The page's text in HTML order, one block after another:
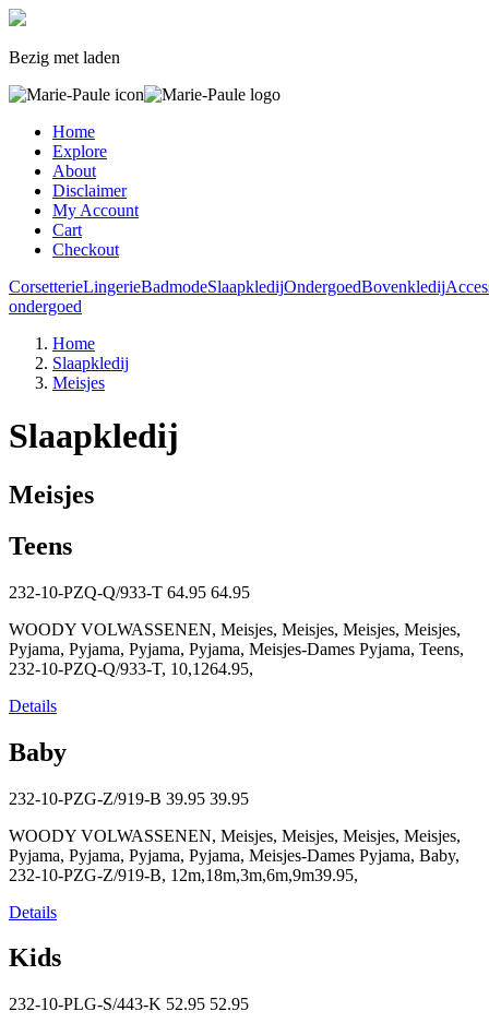
Bezig met laden
Home
Explore
About
Disclaimer
My Account
Cart
Checkout
CorsetterieLingerieBadmodeSlaapkledijOndergoedBovenkledij
ondergoed
Home
Slaapkledij
Meisjes
Slaapkledij
Meisjes
Teens
232-10-PZQ-Q/933-T 64.95 64.95
WOODY VOLWASSENEN, Meisjes, Meisjes, Meisjes, Meisjes,
Pyjama, Pyjama, Pyjama, Pyjama, Meisjes-Dames Pyjama, Teens,
232-10-PZQ-Q/933-T, 10,1264.95,
Details
Baby
232-10-PZG-Z/919-B 39.95 39.95
WOODY VOLWASSENEN, Meisjes, Meisjes, Meisjes, Meisjes,
Pyjama, Pyjama, Pyjama, Pyjama, Meisjes-Dames Pyjama, Baby,
232-10-PZG-Z/919-B, 12m,18m,3m,6m,9m39.95,
Details
Kids
232-10-PLG-S/443-K 52.95 52.95